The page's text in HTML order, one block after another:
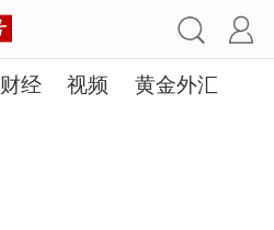
财经 视频 黄金外汇